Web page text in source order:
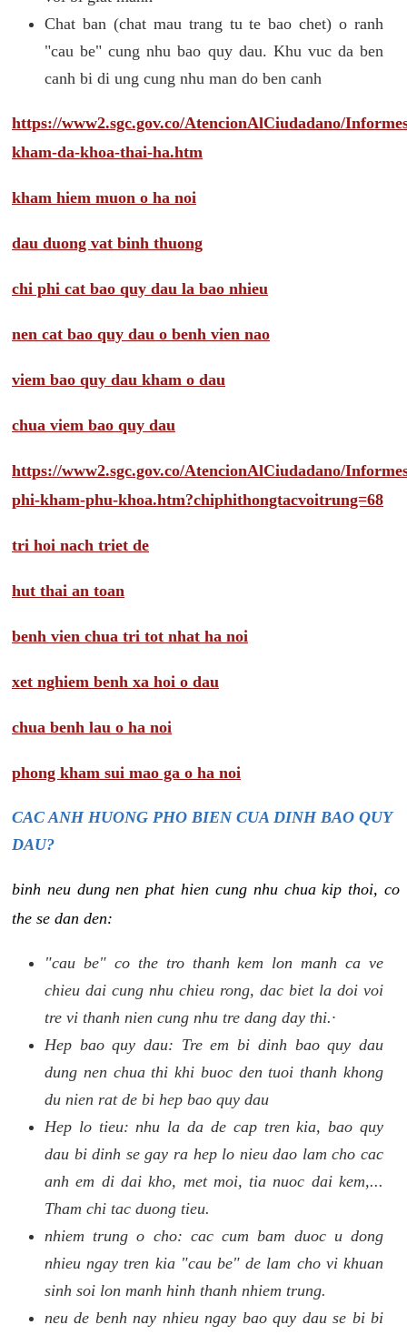
Chat ban (chat mau trang tu te bao chet) o ranh
"cau be" cung nhu bao quy dau. Khu vuc da ben
canh bi di ung cung nhu man do ben canh
https://www2.sgc.gov.co/AtencionAlCiudadano/
kham-da-khoa-thai-ha.htm
kham hiem muon o ha noi
dau duong vat binh thuong
chi phi cat bao quy dau la bao nhieu
nen cat bao quy dau o benh vien nao
viem bao quy dau kham o dau
chua viem bao quy dau
https://www2.sgc.gov.co/AtencionAlCiudadano/
phi-kham-phu-khoa.htm?chiphithongtacvoitrung=68
tri hoi nach triet de
hut thai an toan
benh vien chua tri tot nhat ha noi
xet nghiem benh xa hoi o dau
chua benh lau o ha noi
phong kham sui mao ga o ha noi
CAC ANH HUONG PHO BIEN CUA DINH BAO QUY
DAU?
binh neu dung nen phat hien cung nhu chua kip thoi, co
the se dan den:
"cau be" co the tro thanh kem lon manh ca ve
chieu dai cung nhu chieu rong, dac biet la doi voi
tre vi thanh nien cung nhu tre dang day thi.·
Hep bao quy dau: Tre em bi dinh bao quy dau
dung nen chua thi khi buoc den tuoi thanh khong
du nien rat de bi hep bao quy dau
Hep lo tieu: nhu la da de cap tren kia, bao quy
dau bi dinh se gay ra hep lo nieu dao lam cho cac
anh em di dai kho, met moi, tia nuoc dai kem,...
Tham chi tac duong tieu.
nhiem trung o cho: cac cum bam duoc u dong
nhieu ngay tren kia "cau be" de lam cho vi khuan
sinh soi lon manh hinh thanh nhiem trung.
neu de benh nay nhieu ngay bao quy dau se bi bi